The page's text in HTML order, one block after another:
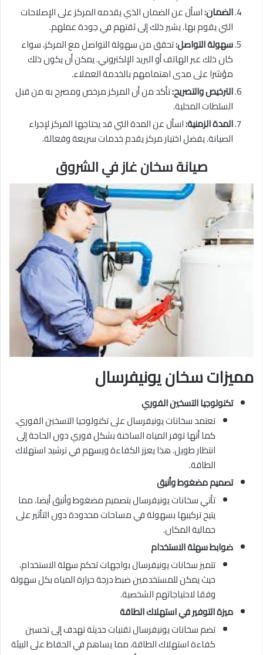
الضمان:اسأل عن الضمان الذي يقدمه المركز على الإصلاحات
التي يقوم بها. يشير ذلك إلى ثقتهم في جودة عملهم.
سهولة التواصل:تحقق من سهولة التواصل مع المركز، سواء
كان ذلك عبر الهاتف أو البريد الإلكتروني. يمكن أن يكون ذلك
مؤشرا على مدى اهتمامهم بالخدمة العملاء.
الترخيص والتصريح:تأكد من أن المركز مرخص ومصرح به من قبل
السلطات المحلية.
المدة الزمنية:اسأل عن المدة التي قد يحتاجها المركز لإجراء
الصيانة. يفضل اختيار مركز يقدم خدمات سريعة وفعالة.
صيانة سخان غاز في الشروق
مميزات سخان يونيفرسال
تكنولوجيا التسخين الفوري
تعتمد سخانات يونيفرسال على تكنولوجيا التسخين الفوري،
كما أنها توفر المياه الساخنة بشكل فوري دون الحاجة إلى
انتظار طويل. هذا يعزز الكفاءة ويسهم في ترشيد استهلاك
الطاقة.
تصميم مضغوط وأنيق
تأتي سخانات يونيفرسال بتصميم مضغوط وأنيق أيضا، مما
يتيح تركيبها بسهولة في مساحات محدودة دون التأثير على
جمالية المكان.
ضوابط سهلة الاستخدام
تتميز سخانات يونيفرسال بواجهات تحكم سهلة الاستخدام،
حيث يمكن للمستخدمين ضبط درجة حرارة المياه بكل سهولة
وفقا لاحتياجاتهم الشخصية.
ميزة التوفير في استهلاك الطاقة
تضم سخانات يونيفرسال تقنيات حديثة تهدف إلى تحسين
كفاءة استهلاك الطاقة، مما يساهم في الحفاظ على البيئة